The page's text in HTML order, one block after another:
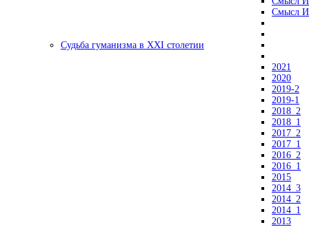
Смысл
Судьба гуманизма в XXI столетии
2021
2020
2019-2
2019-1
2018_2
2018_1
2017_2
2017_1
2016_2
2016_1
2015
2014_3
2014_2
2014_1
2013